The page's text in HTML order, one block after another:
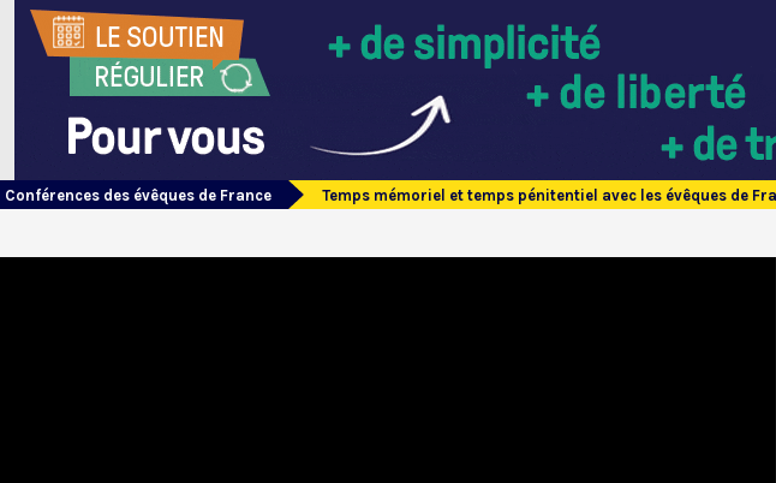
Conférences des évêques de France Temps mémoriel et temps pénitentiel avec les évêques de